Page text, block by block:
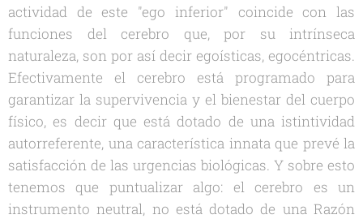
actividad de este "ego inferior" coincide con las
funciones del cerebro que, por su intrínseca
naturaleza, son por así decir egoísticas, egocéntricas.
Efectivamente el cerebro está programado para
garantizar la supervivencia y el bienestar del cuerpo
físico, es decir que está dotado de una istintividad
autorreferente, una característica innata que prevé la
satisfacción de las urgencias biológicas. Y sobre esto
tenemos que puntualizar algo: el cerebro es un
instrumento neutral, no está dotado de una Razón